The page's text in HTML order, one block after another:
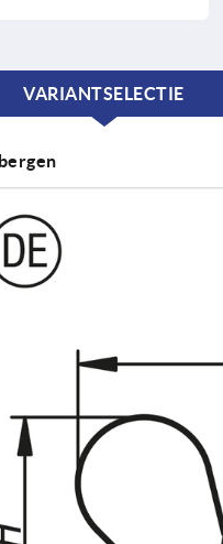
VARIANTSELECTIE
CURRENT
CURRENT